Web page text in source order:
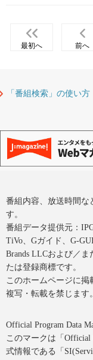
最初へ 前へ
「番組検索」の使い方
番組内容、放送時間な
す。
番組データ提供元：
TiVo、Gガイド、G-
Brands LLCおよび／
たは登録商標です。
このホームページに
複写・転載を禁じます。
Official Program Data
このマークは「Official
式情報である「